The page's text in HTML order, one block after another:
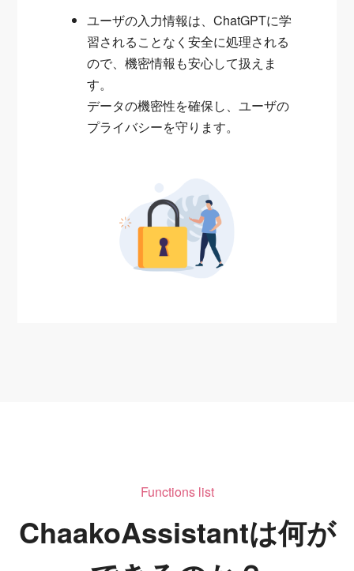
ユーザの入力情報は、ChatGPTに学
習されることなく安全に処理される
ので、機密情報も安心して扱えま
す。
データの機密性を確保し、ユーザの
プライバシーを守ります。
Functions list
ChaakoAssistantは何が